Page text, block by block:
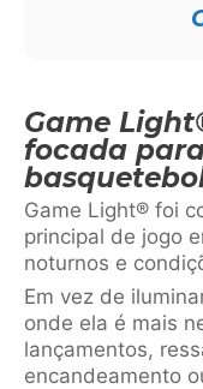
Game
focada
Game Light® foi
principal de jogo
noturnos e
Em vez de
onde ela é mais
lançamentos,
encandeamento